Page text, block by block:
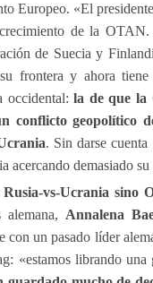
Europeo. «El
de la
de Suecia y
frontera y ahora
occidental:la de que la
conflicto geopolítico
. Sin darse
acercando demasiado
vs-Ucrania sino
Annalena
con un pasado líder
«estamos librando